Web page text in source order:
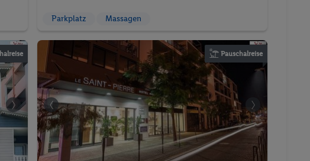
Parkplatz Massagen
Pauschalreise